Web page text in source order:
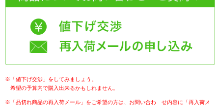
※「値下げ交渉」をしてみましょう。
希望の予算内で購入出来るかもしれません。
※「品切れ商品の再入荷メール」をご希望の方は、お問い合わ せ内容に「再入荷メ